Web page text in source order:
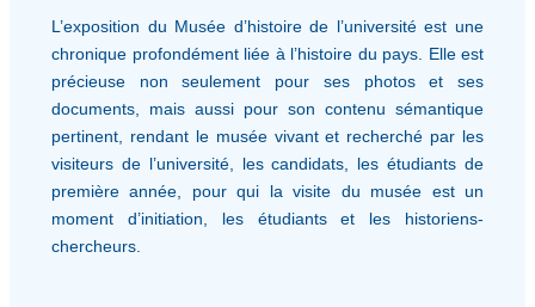
L’exposition du Musée d’histoire de l’université est une
chronique profondément liée à l’histoire du pays. Elle est
précieuse non seulement pour ses photos et ses
documents, mais aussi pour son contenu sémantique
pertinent, rendant le musée vivant et recherché par les
visiteurs de l’université, les candidats, les étudiants de
première année, pour qui la visite du musée est un
moment d’initiation, les étudiants et les historiens-
chercheurs.